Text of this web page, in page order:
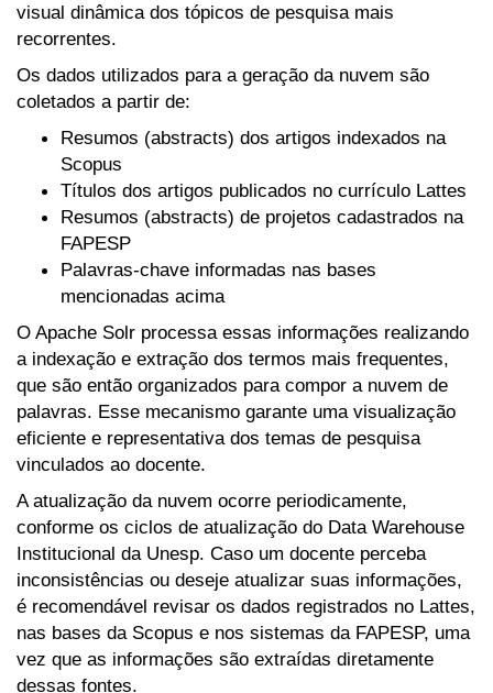
visual dinâmica dos tópicos de pesquisa mais
recorrentes.
Os dados utilizados para a geração da nuvem são
coletados a partir de:
Resumos (abstracts) dos artigos indexados na
Scopus
Títulos dos artigos publicados no currículo Lattes
Resumos (abstracts) de projetos cadastrados na
FAPESP
Palavras-chave informadas nas bases
mencionadas acima
O Apache Solr processa essas informações realizando
a indexação e extração dos termos mais frequentes,
que são então organizados para compor a nuvem de
palavras. Esse mecanismo garante uma visualização
eficiente e representativa dos temas de pesquisa
vinculados ao docente.
A atualização da nuvem ocorre periodicamente,
conforme os ciclos de atualização do Data Warehouse
Institucional da Unesp. Caso um docente perceba
inconsistências ou deseje atualizar suas informações,
é recomendável revisar os dados registrados no Lattes,
nas bases da Scopus e nos sistemas da FAPESP, uma
vez que as informações são extraídas diretamente
dessas fontes.